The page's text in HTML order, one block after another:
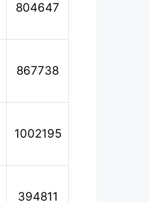
804647
867738
1002195
394811